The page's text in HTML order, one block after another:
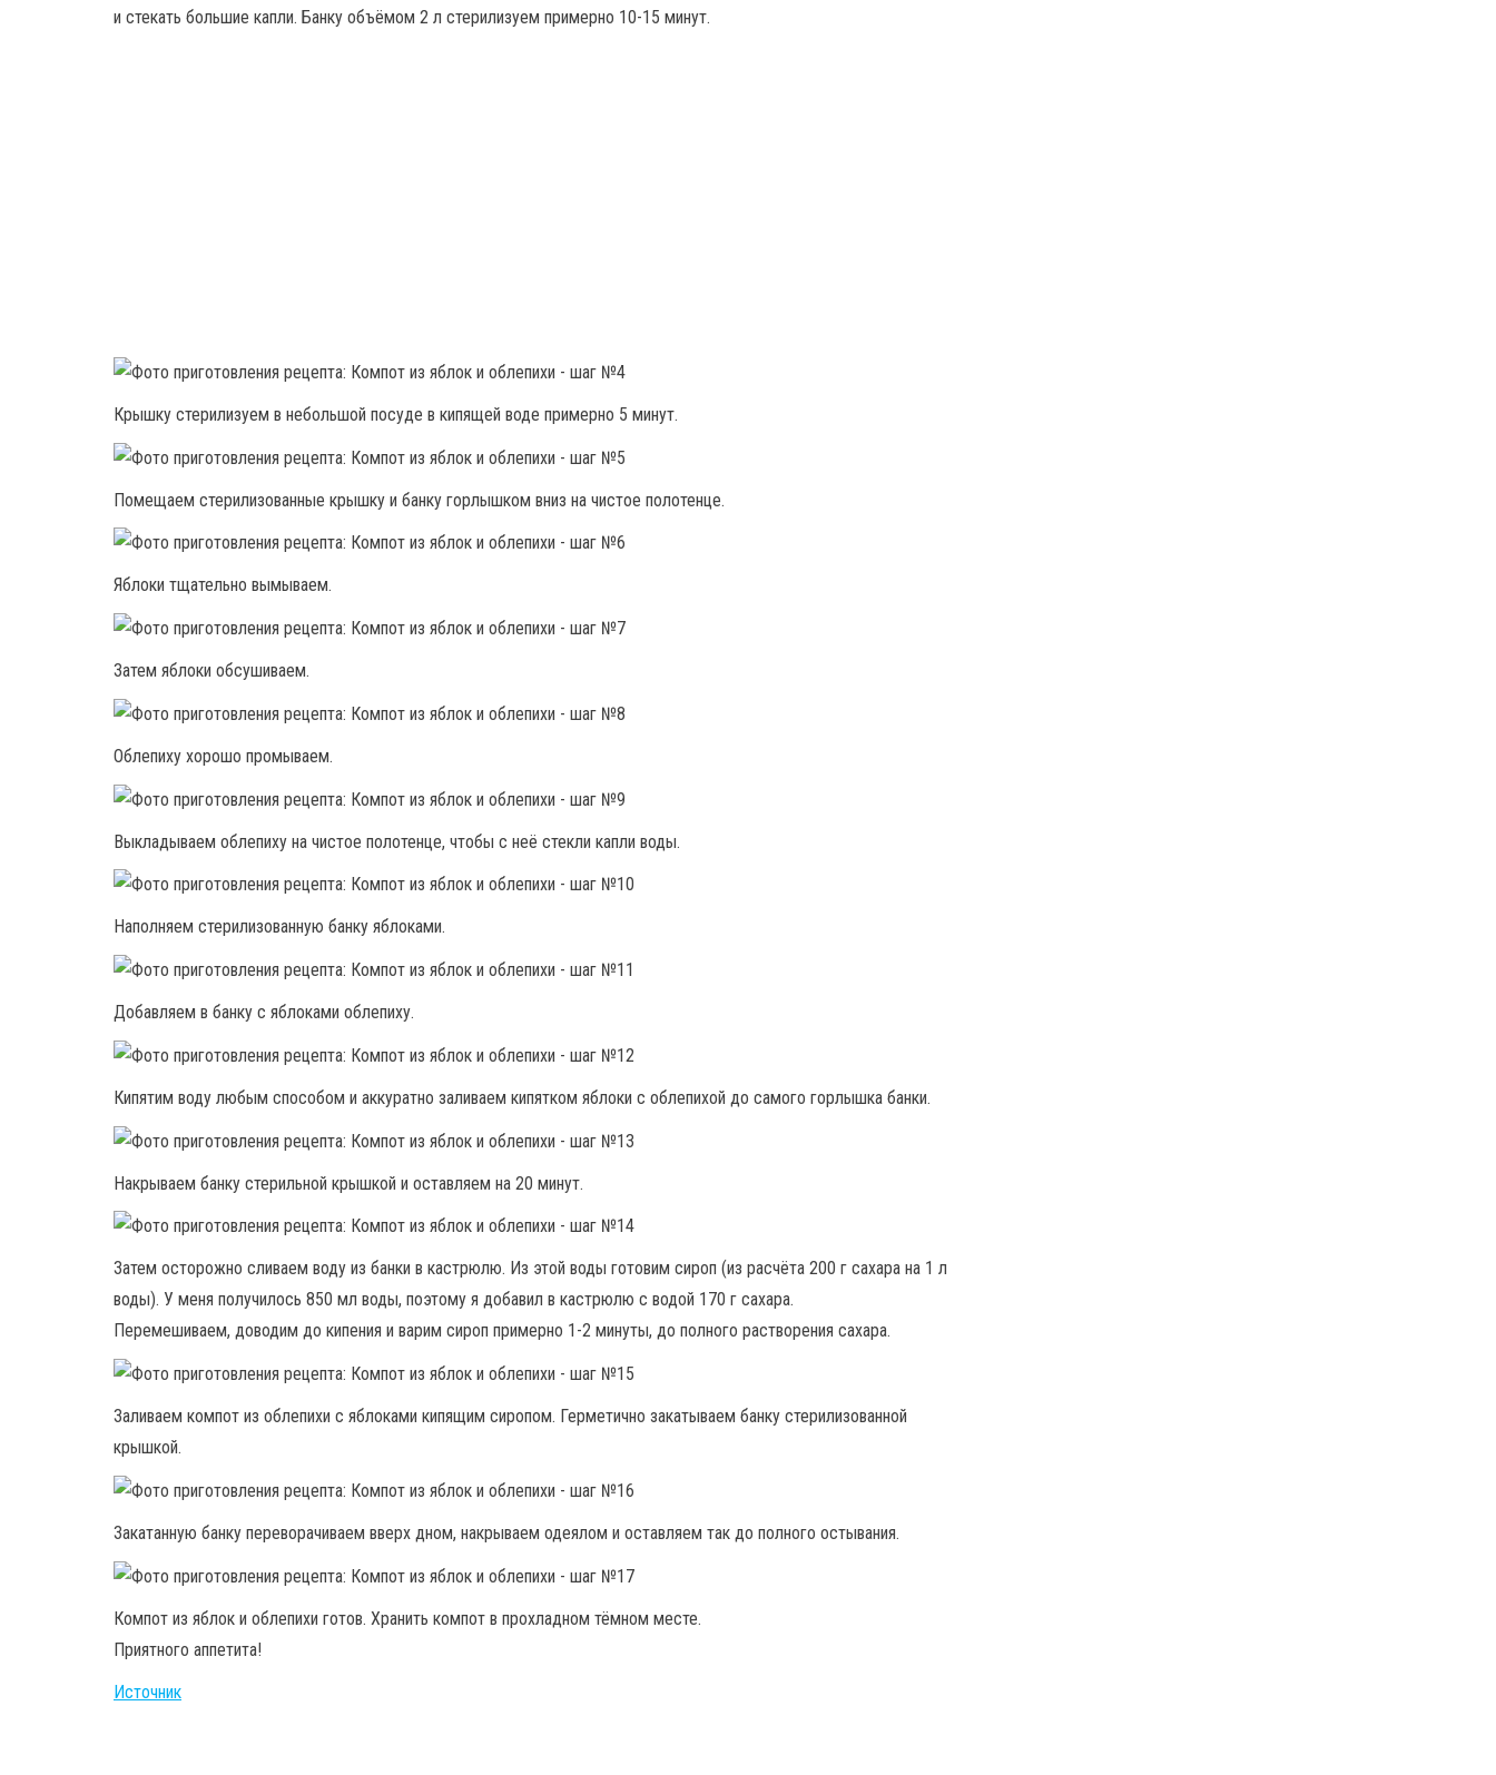
и стекать большие капли. Банку объёмом 2 л стерилизуем примерно 10-15 минут.
Крышку стерилизуем в небольшой посуде в кипящей воде примерно 5 минут.
Помещаем стерилизованные крышку и банку горлышком вниз на чистое полотенце.
Яблоки тщательно вымываем.
Затем яблоки обсушиваем.
Облепиху хорошо промываем.
Выкладываем облепиху на чистое полотенце, чтобы с неё стекли капли воды.
Наполняем стерилизованную банку яблоками.
Добавляем в банку с яблоками облепиху.
Кипятим воду любым способом и аккуратно заливаем кипятком яблоки с облепихой до самого горлышка банки.
Накрываем банку стерильной крышкой и оставляем на 20 минут.
Затем осторожно сливаем воду из банки в кастрюлю. Из этой воды готовим сироп (из расчёта 200 г сахара на 1 л
воды). У меня получилось 850 мл воды, поэтому я добавил в кастрюлю с водой 170 г сахара.
Перемешиваем, доводим до кипения и варим сироп примерно 1-2 минуты, до полного растворения сахара.
Заливаем компот из облепихи с яблоками кипящим сиропом. Герметично закатываем банку стерилизованной
крышкой.
Закатанную банку переворачиваем вверх дном, накрываем одеялом и оставляем так до полного остывания.
Компот из яблок и облепихи готов. Хранить компот в прохладном тёмном месте.
Приятного аппетита!
Источник